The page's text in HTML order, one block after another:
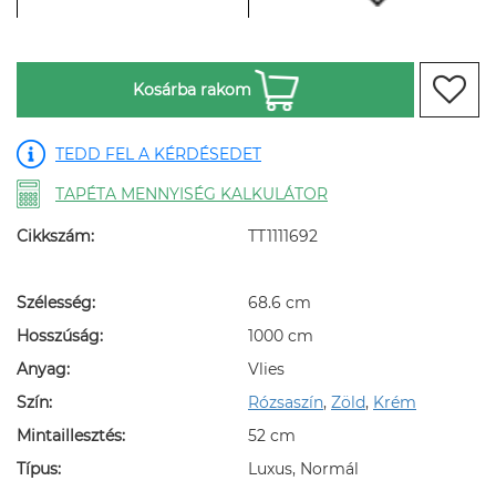
Kosárba rakom
TEDD FEL A KÉRDÉSEDET
TAPÉTA MENNYISÉG KALKULÁTOR
Cikkszám: TT1111692
Szélesség:
68.6 cm
Hosszúság:
1000 cm
Anyag:
Vlies
Szín:
Rózsaszín, Zöld, Krém
Mintaillesztés:
52 cm
Típus:
Luxus, Normál